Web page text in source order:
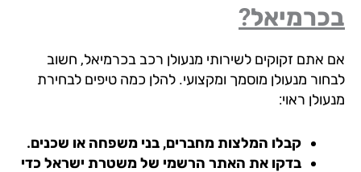
אתם זקוקים לשירותי מנעולן רכב בכרמיאל, חשוב
מנעולן מוסמך ומקצועי. להלן כמה טיפים לבחירת
ראוי:
קבלו המלצות מחברים, בני משפחה או שכנים.
בדקו את האתר הרשמי של משטרת ישראל כדי